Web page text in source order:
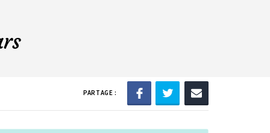
PARTAGE :